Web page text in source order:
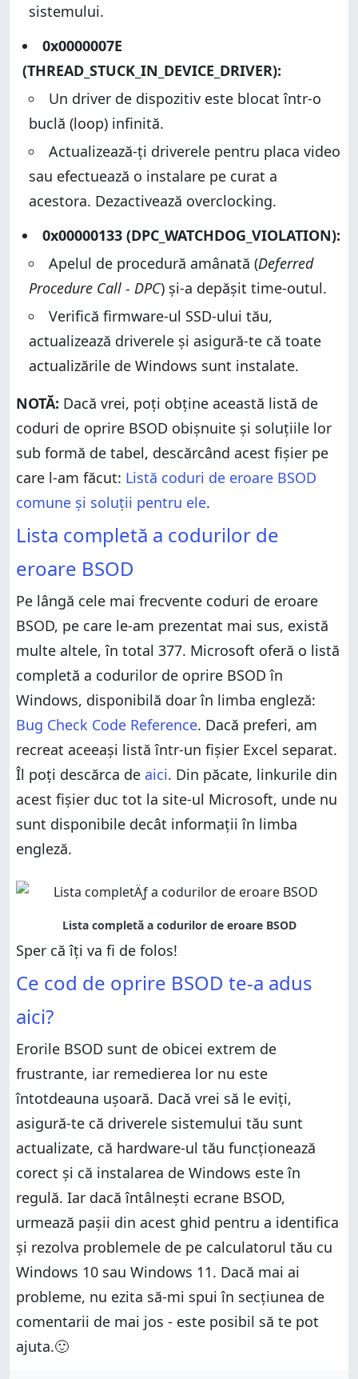
sistemului.
0x0000007E
(THREAD_STUCK_IN_DEVICE_DRIVER):
Un driver de dispozitiv este blocat într-o
buclă (loop) infinită.
Actualizează-ți driverele pentru placa video
sau efectuează o instalare pe curat a
acestora. Dezactivează overclocking.
0x00000133 (DPC_WATCHDOG_VIOLATION):
Apelul de procedură amânată (Deferred
Procedure Call - DPC) și-a depășit time-outul.
Verifică firmware-ul SSD-ului tău,
actualizează driverele și asigură-te că toate
actualizările de Windows sunt instalate.
NOTĂ: Dacă vrei, poți obține această listă de
coduri de oprire BSOD obișnuite și soluțiile lor
sub formă de tabel, descărcând acest fișier pe
care l-am făcut: Listă coduri de eroare BSOD
comune și soluții pentru ele.
Lista completă a codurilor de
eroare BSOD
Pe lângă cele mai frecvente coduri de eroare
BSOD, pe care le-am prezentat mai sus, există
multe altele, în total 377. Microsoft oferă o listă
completă a codurilor de oprire BSOD în
Windows, disponibilă doar în limba engleză:
Bug Check Code Reference. Dacă preferi, am
recreat aceeași listă într-un fișier Excel separat.
Îl poți descărca de aici. Din păcate, linkurile din
acest fișier duc tot la site-ul Microsoft, unde nu
sunt disponibile decât informații în limba
engleză.
Sper că îți va fi de folos!
Ce cod de oprire BSOD te-a adus
aici?
Erorile BSOD sunt de obicei extrem de
frustrante, iar remedierea lor nu este
întotdeauna ușoară. Dacă vrei să le eviți,
asigură-te că driverele sistemului tău sunt
actualizate, că hardware-ul tău funcționează
corect și că instalarea de Windows este în
regulă. Iar dacă întâlnești ecrane BSOD,
urmează pașii din acest ghid pentru a identifica
și rezolva problemele de pe calculatorul tău cu
Windows 10 sau Windows 11. Dacă mai ai
probleme, nu ezita să-mi spui în secțiunea de
comentarii de mai jos - este posibil să te pot
ajuta.🙂